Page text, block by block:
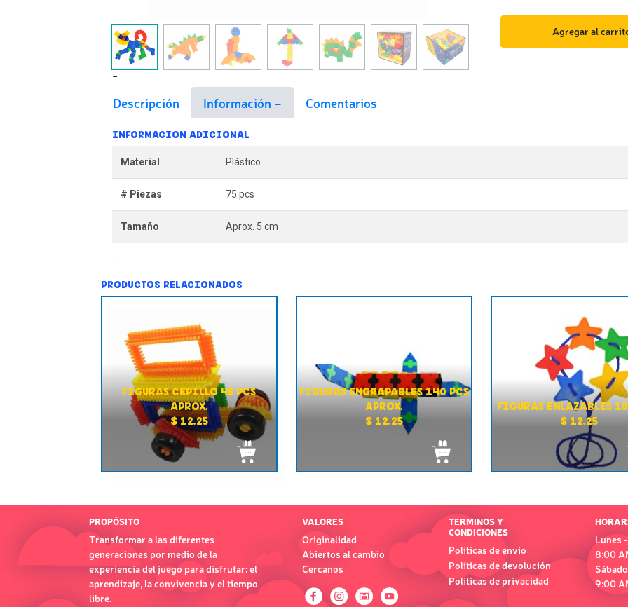
Agregar al
Descripción Información Comentarios
INFORMACION ADICIONAL
Material Plástico
# Piezas 75 pcs
Tamaño Aprox. 5 cm
PRODUCTOS RELACIONADOS
FIGURAS CEPILLO 45 PCS
APROX.
$ 12.25
FIGURAS ENGRAPABLES 140 PCS
APROX.
$ 12.25
FIGURAS ENLAZABLES
$ 12.25
PROPÓSITO
Transformar a las diferentes
generaciones por medio de la
experiencia del juego para disfrutar: el
aprendizaje, la convivencia y el tiempo
libre.
VALORES
Originalidad
Abiertos al cambio
Cercanos
TERMINOS Y
CONDICIONES
Políticas de envío
Políticas de devolución
Políticas de privacidad
Lunes
8:00
Sábado
9:00